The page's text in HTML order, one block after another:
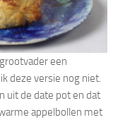
een
deze versie nog niet.
uit de date pot en dat
appelbollen met